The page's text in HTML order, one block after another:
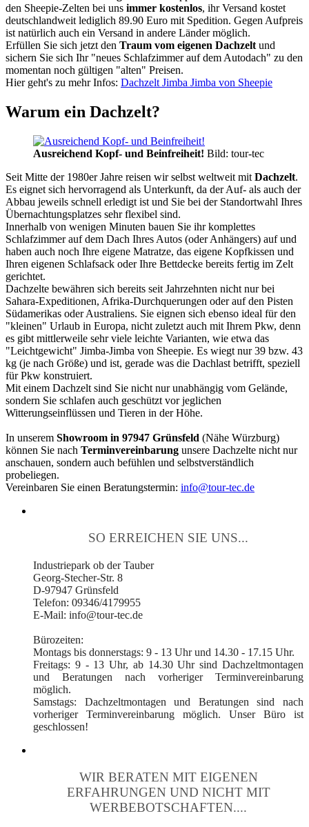
den Sheepie-Zelten bei uns immer kostenlos, ihr Versand kostet
deutschlandweit lediglich 89.90 Euro mit Spedition. Gegen Aufpreis
ist natürlich auch ein Versand in andere Länder möglich.
Erfüllen Sie sich jetzt den Traum vom eigenen Dachzelt und
sichern Sie sich Ihr "neues Schlafzimmer auf dem Autodach" zu den
momentan noch gültigen "alten" Preisen.
Hier geht's zu mehr Infos: Dachzelt Jimba Jimba von Sheepie
Warum ein Dachzelt?
Ausreichend Kopf- und Beinfreiheit! Bild: tour-tec
Seit Mitte der 1980er Jahre reisen wir selbst weltweit mit Dachzelt.
Es eignet sich hervorragend als Unterkunft, da der Auf- als auch der
Abbau jeweils schnell erledigt ist und Sie bei der Standortwahl Ihres
Übernachtungsplatzes sehr flexibel sind.
Innerhalb von wenigen Minuten bauen Sie ihr komplettes
Schlafzimmer auf dem Dach Ihres Autos (oder Anhängers) auf und
haben auch noch Ihre eigene Matratze, das eigene Kopfkissen und
Ihren eigenen Schlafsack oder Ihre Bettdecke bereits fertig im Zelt
gerichtet.
Dachzelte bewähren sich bereits seit Jahrzehnten nicht nur bei
Sahara-Expeditionen, Afrika-Durchquerungen oder auf den Pisten
Südamerikas oder Australiens. Sie eignen sich ebenso ideal für den
"kleinen" Urlaub in Europa, nicht zuletzt auch mit Ihrem Pkw, denn
es gibt mittlerweile sehr viele leichte Varianten, wie etwa das
"Leichtgewicht" Jimba-Jimba von Sheepie. Es wiegt nur 39 bzw. 43
kg (je nach Größe) und ist, gerade was die Dachlast betrifft, speziell
für Pkw konstruiert.
Mit einem Dachzelt sind Sie nicht nur unabhängig vom Gelände,
sondern Sie schlafen auch geschützt vor jeglichen
Witterungseinflüssen und Tieren in der Höhe.
In unserem Showroom in 97947 Grünsfeld (Nähe Würzburg)
können Sie nach Terminvereinbarung unsere Dachzelte nicht nur
anschauen, sondern auch befühlen und selbstverständlich
probeliegen.
Vereinbaren Sie einen Beratungstermin: info@tour-tec.de
SO ERREICHEN SIE UNS...
Industriepark ob der Tauber
Georg-Stecher-Str. 8
D-97947 Grünsfeld
Telefon: 09346/4179955
E-Mail: info@tour-tec.de
Bürozeiten:
Montags bis donnerstags: 9 - 13 Uhr und 14.30 - 17.15 Uhr.
Freitags: 9 - 13 Uhr, ab 14.30 Uhr sind Dachzeltmontagen
und Beratungen nach vorheriger Terminvereinbarung
möglich.
Samstags: Dachzeltmontagen und Beratungen sind nach
vorheriger Terminvereinbarung möglich. Unser Büro ist
geschlossen!
WIR BERATEN MIT EIGENEN
ERFAHRUNGEN UND NICHT MIT
WERBEBOTSCHAFTEN....